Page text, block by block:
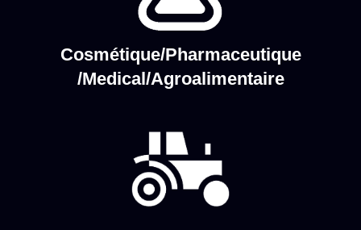
Cosmétique/Pharmaceutique
/Medical/Agroalimentaire